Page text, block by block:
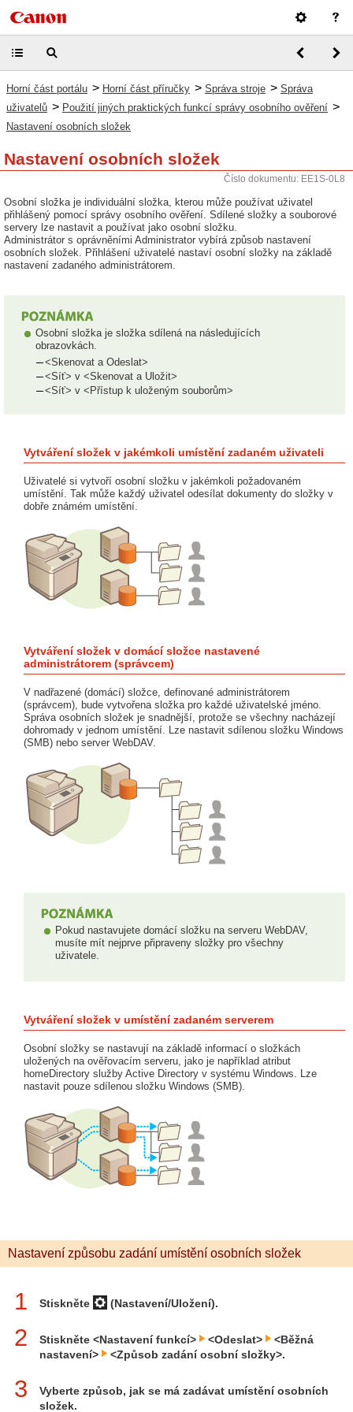
Horní část portálu > Horní část příručky > Správa stroje > Správa
uživatelů > Použití jiných praktických funkcí správy osobního ověření >
Nastavení osobních složek
Nastavení osobních složek
Číslo dokumentu: EE1S-0L8
Osobní složka je individuální složka, kterou může používat uživatel
přihlášený pomocí správy osobního ověření. Sdílené složky a souborové
servery lze nastavit a používat jako osobní složku.
Administrátor s oprávněními Administrator vybírá způsob nastavení
osobních složek. Přihlášení uživatelé nastaví osobní složky na základě
nastavení zadaného administrátorem.
Osobní složka je složka sdílená na následujících
obrazovkách.
<Skenovat a Odeslat>
<Síť> v <Skenovat a Uložit>
<Síť> v <Přístup k uloženým souborům>
Vytváření složek v jakémkoli umístění zadaném uživateli
Uživatelé si vytvoří osobní složku v jakémkoli požadovaném
umístění. Tak může každý uživatel odesílat dokumenty do složky v
dobře známém umístění.
Vytváření složek v domácí složce nastavené
administrátorem (správcem)
V nadřazené (domácí) složce, definované administrátorem
(správcem), bude vytvořena složka pro každé uživatelské jméno.
Správa osobních složek je snadnější, protože se všechny nacházejí
dohromady v jednom umístění. Lze nastavit sdílenou složku Windows
(SMB) nebo server WebDAV.
Pokud nastavujete domácí složku na serveru WebDAV,
musíte mít nejprve připraveny složky pro všechny
uživatele.
Vytváření složek v umístění zadaném serverem
Osobní složky se nastavují na základě informací o složkách
uložených na ověřovacím serveru, jako je například atribut
homeDirectory služby Active Directory v systému Windows. Lze
nastavit pouze sdílenou složku Windows (SMB).
Nastavení způsobu zadání umístění osobních složek
1 Stiskněte (Nastavení/Uložení).
2 Stiskněte <Nastavení funkcí> <Odeslat>
<Běžná
nastavení>
<Způsob zadání osobní složky>.
3
Vyberte způsob, jak se má zadávat umístění osobních
složek.